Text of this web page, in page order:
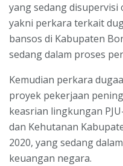
yang sedang disupervisi
yakni perkara terkait
bansos di Kabupaten
sedang dalam proses
Kemudian perkara
proyek pekerjaan
keasrian lingkungan
dan Kehutanan
2020, yang sedang
keuangan negara.